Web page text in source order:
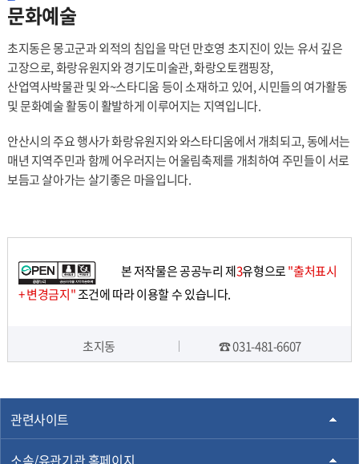
문화예술
초지동은 몽고군과 외적의 침입을 막던 만호영 초지진이 있는 유서 깊은
고장으로, 화랑유원지와 경기도미술관, 화랑오토캠핑장,
산업역사박물관 및 와~스타디움 등이 소재하고 있어, 시민들의 여가활동
및 문화예술 활동이 활발하게 이루어지는 지역입니다.
안산시의 주요 행사가 화랑유원지와 와스타디움에서 개최되고, 동에서는
매년 지역주민과 함께 어우러지는 어울림축제를 개최하여 주민들이 서로
보듬고 살아가는 살기좋은 마을입니다.
본 저작물은 공공누리 제3유형으로"출처표시
+ 변경금지"조건에 따라 이용할 수 있습니다.
초지동 ☎ 031-481-6607
관련사이트
소속/유관기관 홈페이지